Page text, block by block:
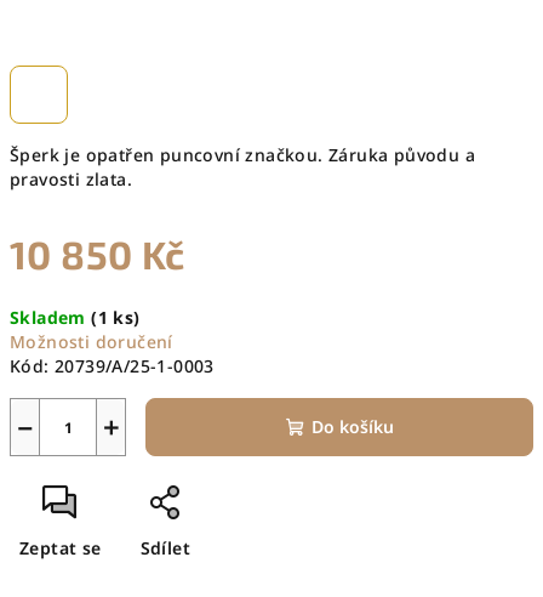
Šperk je opatřen puncovní značkou. Záruka původu a
pravosti zlata.
10 850 Kč
cena:
Skladem(1 ks)
Možnosti doručení
Kód: 20739/A/25-1-0003
+
− Do košíku
Zeptat se Sdílet